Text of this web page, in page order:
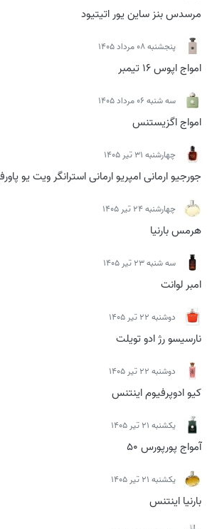
مرسدس بنز ساین یور اتیتیود
پنجشنبه 08 مرداد 1405
امواج اپوس 16 تیمبر
سه شنبه 06 مرداد 1405
امواج اگزیستنس
چهارشنبه 31 تیر 1405
جورجیو ارمانی امپریو ارمانی استرانگر ویت یو
چهارشنبه 24 تیر 1405
هرمس بارنیا
سه شنبه 23 تیر 1405
امبر لوانت
دوشنبه 22 تیر 1405
نارسیسو رژ ادو تویلت
دوشنبه 22 تیر 1405
کیو ادوپرفیوم اینتنس
يكشنبه 21 تیر 1405
آمواج پورپورس 50
يكشنبه 21 تیر 1405
بارنیا اینتنس